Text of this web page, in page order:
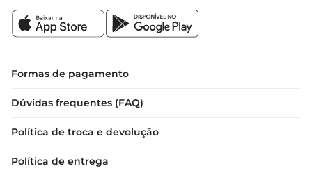
Formas de pagamento
Dúvidas frequentes (FAQ)
Política de troca e devolução
Política de entrega